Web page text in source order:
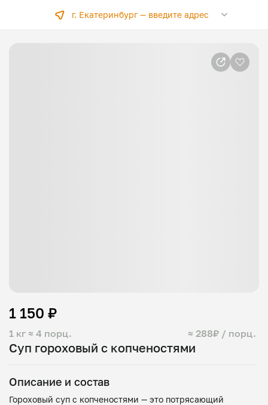
г. Екатеринбург —введите адрес
Суп гороховый с копченостями
1 кг ≈ 4 порц. ≈ 288₽ / порц.
1 150 ₽
Описание и состав
Гороховый суп с копченостями — это потрясающий